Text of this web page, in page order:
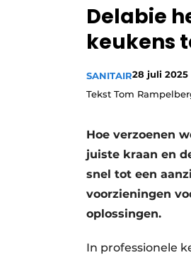
Vacature
Video’s
Delabie
keukens
SANITAIR28 juli 2025
Tekst Tom
Hoe verzoenen
juiste kraan en
snel tot een
voorzieningen
oplossingen.
In professionele